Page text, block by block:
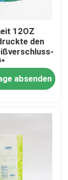
12OZ
den
der
Getreide
absenden